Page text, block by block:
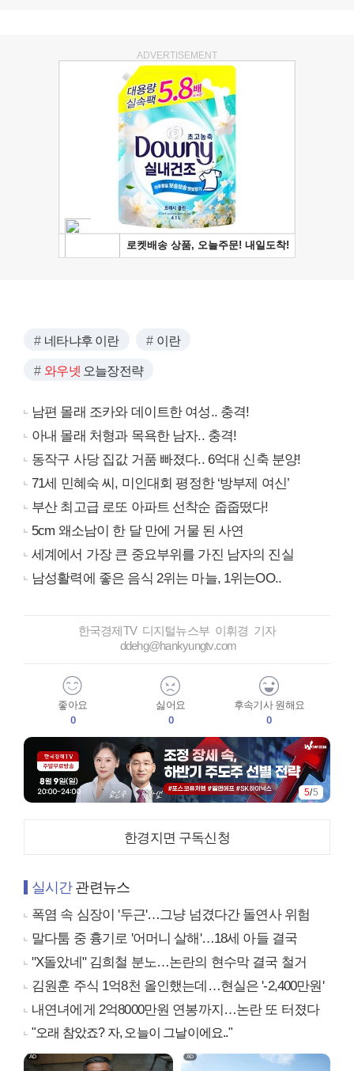
ADVERTISEMENT
네타냐후 이란 이란
와우넷 오늘장전략
남편 몰래 조카와 데이트한 여성.. 충격!
아내 몰래 처형과 목욕한 남자.. 충격!
동작구 사당 집값 거품 빠졌다.. 6억대 신축 분양!
71세 민혜숙 씨, 미인대회 평정한 ‘방부제 여신’
부산 최고급 로또 아파트 선착순 줍줍떴다!
5cm 왜소남이 한 달 만에 거물 된 사연
세계에서 가장 큰 중요부위를 가진 남자의 진실
남성활력에 좋은 음식 2위는 마늘, 1위는OO..
한국경제TV 디지털뉴스부 이휘경 기자
ddehg@hankyungtv.com
좋아요
0
싫어요
0
후속기사 원해요
0
5/5
한경지면 구독신청
실시간관련뉴스
폭염 속 심장이 '두근'…그냥 넘겼다간 돌연사 위험
말다툼 중 흉기로 '어머니 살해'…18세 아들 결국
"X돌았네" 김희철 분노…논란의 현수막 결국 철거
김원훈 주식 1억8천 올인했는데…현실은 '-2,400만원'
내연녀에게 2억8000만원 연봉까지…논란 또 터졌다
"오래 참았죠? 자, 오늘이 그날이에요.."